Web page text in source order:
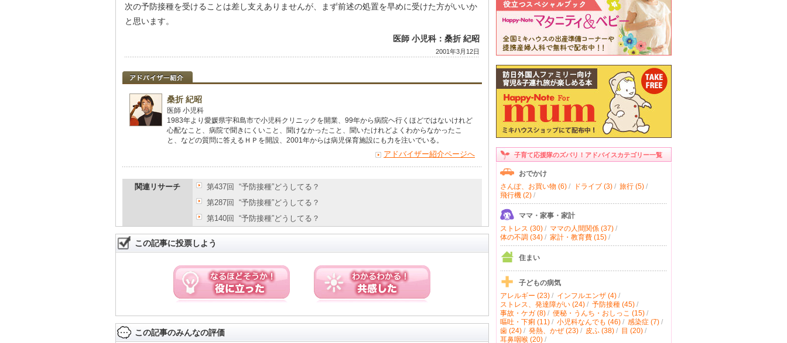
次の予防接種を受けることは差し支えありませんが、まず前述の処置を早めに受けた方がいいか
と思います。
医師 小児科：桑折 紀昭
2001年3月12日
桑折 紀昭
医師 小児科
1983年より愛媛県宇和島市で小児科クリニックを開業、99年から病院ヘ行くほどではないけれど
心配なこと、病院で聞きにくいこと、聞けなかったこと、聞いたけれどよくわからなかったこ
と、などの質問に答えるＨＰを開設、2001年からは病児保育施設にも力を注いでいる。
アドバイザー紹介ページへ
関連リサーチ
第437回 “予防接種”どうしてる？
第287回 “予防接種”どうしてる？
第140回 “予防接種”どうしてる？
この記事に投票しよう
この記事のみんなの評価
子育て応援隊のズバリ！アドバイスカテゴリー一覧
おでかけ
さんぽ、お買い物 (6)/ ドライブ (3)/ 旅行 (5)/
飛行機 (2)/
ママ・家事・家計
ストレス (30)/ ママの人間関係 (37)/
体の不調 (34)/ 家計・教育費 (15)/
住まい
子どもの病気
アレルギー (23)/ インフルエンザ (4)/
ストレス、発達障がい (24)/ 予防接種 (45)/
事故・ケガ (8)/ 便秘・うんち・おしっこ (15)/
嘔吐・下痢 (11)/ 小児科なんでも (46)/ 感染症 (7)/
歯 (24)/ 発熱、かぜ (23)/ 皮ふ (38)/ 目 (20)/
耳鼻咽喉 (20)/